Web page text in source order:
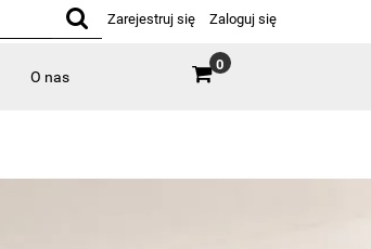
Zarejestruj się Zaloguj się
O nas
0